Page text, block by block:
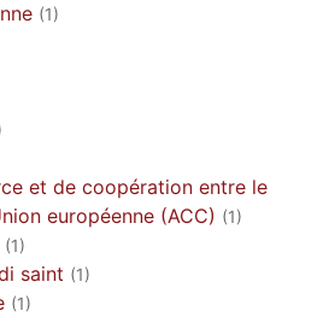
(1)
et de coopération entre le
européenne (ACC) (1)
(1)
saint (1)
(1)